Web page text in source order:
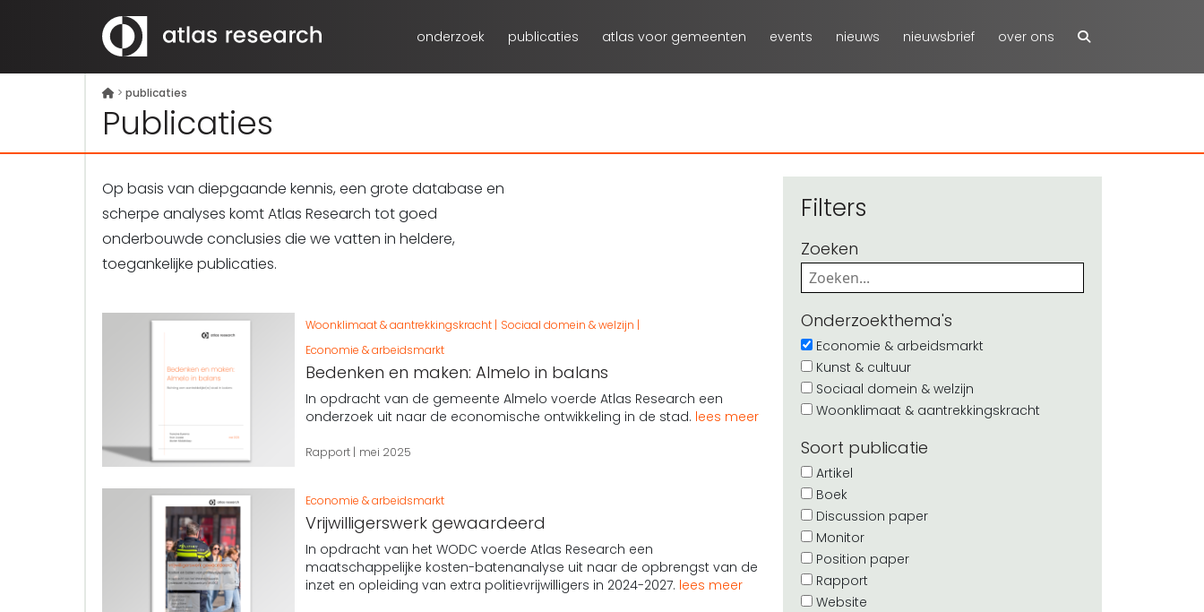
onderzoek publicaties atlas voor gemeenten events nieuws nieuwsbrief over ons
> publicaties
Publicaties
Op basis van diepgaande kennis, een grote database en
scherpe analyses komt Atlas Research tot goed
onderbouwde conclusies die we vatten in heldere,
toegankelijke publicaties.
Woonklimaat & aantrekkingskracht
Sociaal domein & welzijn
Economie & arbeidsmarkt
Bedenken en maken: Almelo in balans
In opdracht van de gemeente Almelo voerde Atlas Research een
onderzoek uit naar de economische ontwikkeling in de stad. lees meer
Rapport mei 2025
Economie & arbeidsmarkt
Vrijwilligerswerk gewaardeerd
In opdracht van het WODC voerde Atlas Research een
maatschappelijke kosten-batenanalyse uit naar de opbrengst van de
inzet en opleiding van extra politievrijwilligers in 2024-2027. lees meer
Filters
Zoeken
Onderzoekthema's
Economie & arbeidsmarkt
Kunst & cultuur
Sociaal domein & welzijn
Woonklimaat & aantrekkingskracht
Soort publicatie
Artikel
Boek
Discussion paper
Monitor
Position paper
Rapport
Website